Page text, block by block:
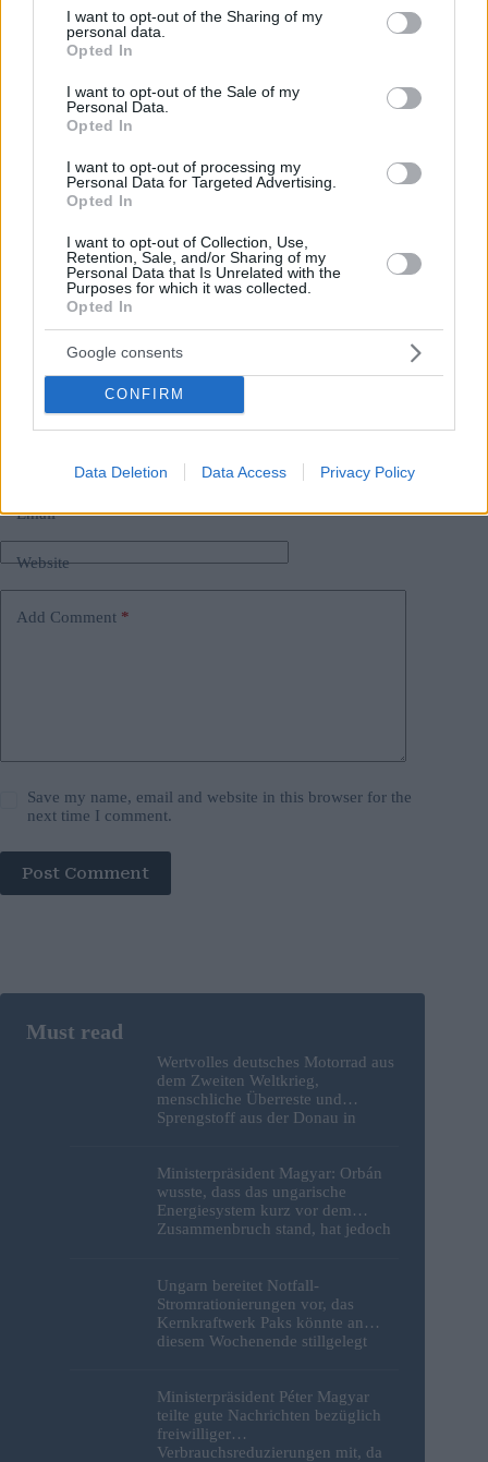
not limited to your visit or usage behaviour. You may click to
grant or deny consent to Google and its third-party tags to
use your data for below specified purposes in below Google
consent section.
I want to opt-out of the Sharing of my
personal data.
Opted In
I want to opt-out of the Sale of my
Personal Data.
Opted In
I want to opt-out of processing my
Personal Data for Targeted Advertising.
Opted In
I want to opt-out of Collection, Use,
Retention, Sale, and/or Sharing of my
Personal Data that Is Unrelated with the
Purposes for which it was collected.
Opted In
Google consents
CONFIRM
Data Deletion Data Access Privacy Policy
Jahre haben gezeigt, dass die wirtschaftliche Stabilität
Ungarns eng mit seinen Beziehungen zur Europäischen
Union verbunden ist.
Kurz- bis mittelfristig scheint diese Verbindung unersetzlich
zu sein – auch im Vergleich zu anderen globalen Partnern wie
den Vereinigten Staaten oder China. Letztendlich geht es bei
um die langfristige wirtschaftliche Ausrichtung. Für Ungarn
deutet alles darauf hin, dass sein künftiger Wohlstand weit
mehr von Brüssel als von Moskau abhängt.
#eu-mittel #europäische union
Kategorie Politik #russland
Leave a Reply
Your email address will not be published.
Email*
Website
Add Comment *
Save my name, email and website in this browser for the
next time I comment.
Post Comment
Wertvolles deutsches Motorrad aus
dem Zweiten Weltkrieg,
menschliche Überreste und
Sprengstoff aus der Donau in
Ministerpräsident Magyar: Orbán
wusste, dass das ungarische
Energiesystem kurz vor dem
Zusammenbruch stand, hat jedoch
Ungarn bereitet Notfall-
Stromrationierungen vor, das
Kernkraftwerk Paks könnte an
diesem Wochenende stillgelegt
Ministerpräsident Péter Magyar
teilte gute Nachrichten bezüglich
freiwilliger
Verbrauchsreduzierungen mit, da